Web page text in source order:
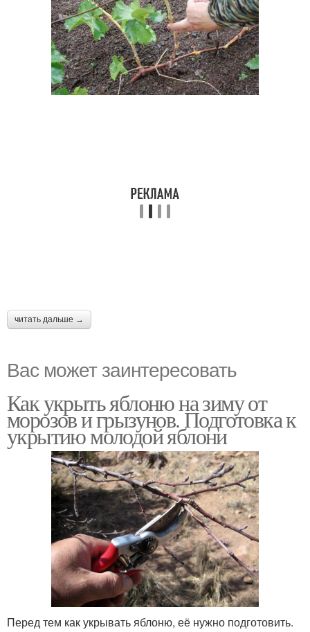
читать дальше →
Вас может заинтересовать
Как укрыть яблоню на зиму от
морозов и грызунов. Подготовка к
укрытию молодой яблони
Перед тем как укрывать яблоню, её нужно подготовить.